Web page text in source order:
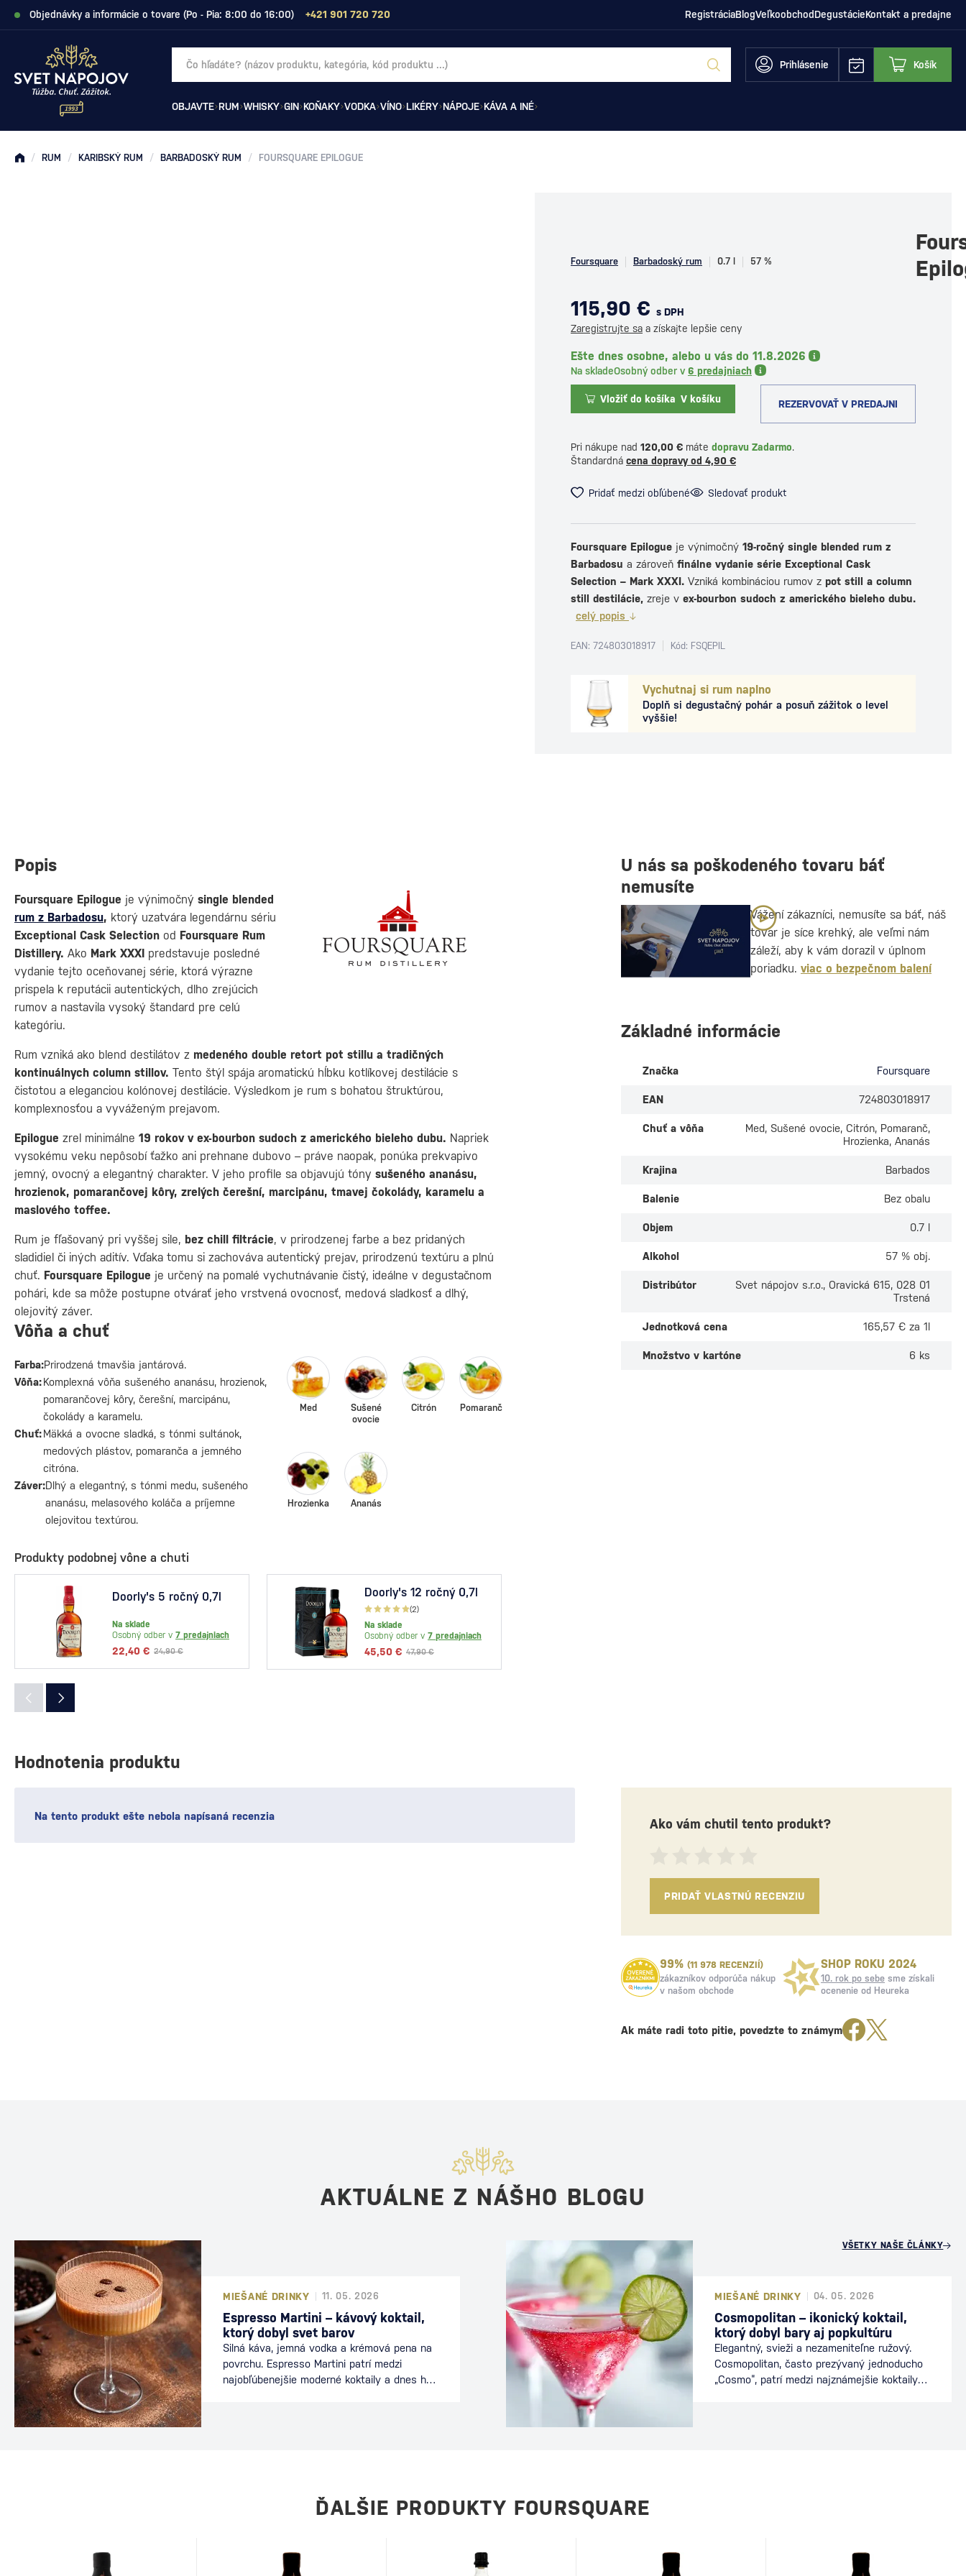
Objednávky a informácie o tovare (Po - Pia: 8:00 do 16:00) +421 901 720 720 RegistráciaBlogVeľkoobchodDegustácieKontakt a predajne
Prihlásenie Košík
OBJAVTE RUM WHISKY GIN KOŇAKY VODKA VÍNO LIKÉRY NÁPOJE KÁVA A INÉ
/ RUM / KARIBSKÝ RUM / BARBADOSKÝ RUM / FOURSQUARE EPILOGUE
Foursquare Barbadoský rum 0.7 l 57 %
115,90 € s DPH
Zaregistrujte sa a získajte lepšie ceny
Ešte dnes osobne, alebo u vás do 11.8.2026
Na skladeOsobný odber v 6 predajniach
Vložiť do košíka V košíku REZERVOVAŤ V PREDAJNI
Pri nákupe nad 120,00 € máte dopravu Zadarmo.
Štandardná cena dopravy od 4,90 €
Pridať medzi obľúbené Sledovať produkt
Vychutnaj si rum naplno
Doplň si degustačný pohár a posuň zážitok o level
vyššie!
Foursquare Epilogue je výnimočný 19-ročný single blended rum z
Barbadosu a zároveň finálne vydanie série Exceptional Cask
Selection – Mark XXXI. Vzniká kombináciou rumov z pot still a column
still destilácie, zreje v ex-bourbon sudoch z amerického bieleho dubu.
celý popis
EAN: 724803018917 Kód: FSQEPIL
Popis
Foursquare Epilogue je výnimočný single blended
rum z Barbadosu, ktorý uzatvára legendárnu sériu
Exceptional Cask Selection od Foursquare Rum
Distillery. Ako Mark XXXI predstavuje posledné
vydanie tejto oceňovanej série, ktorá výrazne
prispela k reputácii autentických, dlho zrejúcich
rumov a nastavila vysoký štandard pre celú
kategóriu.
Rum vzniká ako blend destilátov z medeného double retort pot stillu a tradičných
kontinuálnych column stillov. Tento štýl spája aromatickú hĺbku kotlíkovej destilácie s
čistotou a eleganciou kolónovej destilácie. Výsledkom je rum s bohatou štruktúrou,
komplexnosťou a vyváženým prejavom.
Epilogue zrel minimálne 19 rokov v ex-bourbon sudoch z amerického bieleho dubu. Napriek
vysokému veku nepôsobí ťažko ani prehnane dubovo – práve naopak, ponúka prekvapivo
jemný, ovocný a elegantný charakter. V jeho profile sa objavujú tóny sušeného ananásu,
hrozienok, pomarančovej kôry, zrelých čerešní, marcipánu, tmavej čokolády, karamelu a
maslového toffee.
Rum je fľašovaný pri vyššej sile, bez chill filtrácie, v prirodzenej farbe a bez pridaných
sladidiel či iných aditív. Vďaka tomu si zachováva autentický prejav, prirodzenú textúru a plnú
chuť. Foursquare Epilogue je určený na pomalé vychutnávanie čistý, ideálne v degustačnom
pohári, kde sa môže postupne otvárať jeho vrstvená ovocnosť, medová sladkosť a dlhý,
olejovitý záver.
Vôňa a chuť
Farba:Prirodzená tmavšia jantárová.
Vôňa:Komplexná vôňa sušeného ananásu, hrozienok,
pomarančovej kôry, čerešní, marcipánu,
čokolády a karamelu.
Chuť:Mäkká a ovocne sladká, s tónmi sultánok,
medových plástov, pomaranča a jemného
citróna.
Záver:Dlhý a elegantný, s tónmi medu, sušeného
ananásu, melasového koláča a príjemne
olejovitou textúrou.
Med
Sušené
ovocie
Citrón Pomaranč
Hrozienka Ananás
Produkty podobnej vône a chuti
Doorly's 5 ročný 0,7l
Na sklade
Osobný odber v 7 predajniach
24,90 €
22,40 €
Doorly's 12 ročný 0,7l
(2)
Na sklade
Osobný odber v 7 predajniach
47,90 €
45,50 €
U nás sa poškodeného tovaru báť
nemusíte
Vážení zákazníci, nemusíte sa báť, náš
tovar je síce krehký, ale veľmi nám
záleží, aby k vám dorazil v úplnom
poriadku. viac o bezpečnom balení
Základné informácie
Značka Foursquare
EAN 724803018917
Chuť a vôňa
Med, Sušené ovocie, Citrón, Pomaranč,
Hrozienka, Ananás
Krajina Barbados
Balenie Bez obalu
Objem 0.7 l
Alkohol 57 % obj.
Distribútor
Svet nápojov s.r.o., Oravická 615, 028 01
Trstená
Jednotková cena 165,57 € za 1l
Množstvo v kartóne 6 ks
Hodnotenia produktu
Na tento produkt ešte nebola napísaná recenzia
Ako vám chutil tento produkt?
PRIDAŤ VLASTNÚ RECENZIU
99% (11 978 RECENZIÍ)
zákazníkov odporúča nákup
v našom obchode
SHOP ROKU 2024
10. rok po sebe sme získali
ocenenie od Heureka
Ak máte radi toto pitie, povedzte to známym
AKTUÁLNE Z NÁŠHO BLOGU
MIEŠANÉ DRINKY 11. 05. 2026
Espresso Martini – kávový koktail,
ktorý dobyl svet barov
Silná káva, jemná vodka a krémová pena na
povrchu. Espresso Martini patrí medzi
najobľúbenejšie moderné koktaily a dnes ho
MIEŠANÉ DRINKY 04. 05. 2026
Cosmopolitan – ikonický koktail,
ktorý dobyl bary aj popkultúru
Elegantný, svieži a nezameniteľne ružový.
Cosmopolitan, často prezývaný jednoducho
„Cosmo“, patrí medzi najznámejšie koktaily
VŠETKY NAŠE ČLÁNKY
ĎALŠIE PRODUKTY FOURSQUARE